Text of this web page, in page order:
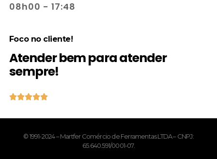
08h00 - 17:48
Foco no cliente!
Atender bem para atender
sempre!

© 1991-2024 – Martfer Comércio de Ferramentas LTDA – CNPJ:
65.640.591/0001-07.